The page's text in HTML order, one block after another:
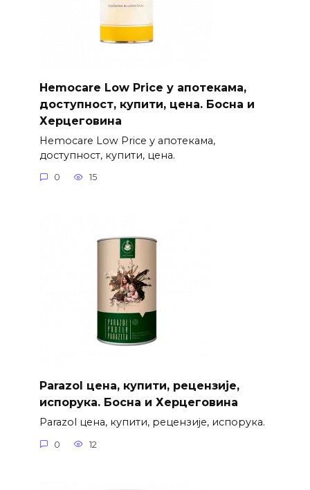
Hemocare Low Price у апотекама,
доступност, купити, цена. Босна и
Херцеговина
Hemocare Low Price у апотекама,
доступност, купити, цена.
0 15
Parazol цена, купити, рецензије,
испорука. Босна и Херцеговина
Parazol цена, купити, рецензије, испорука.
0 12